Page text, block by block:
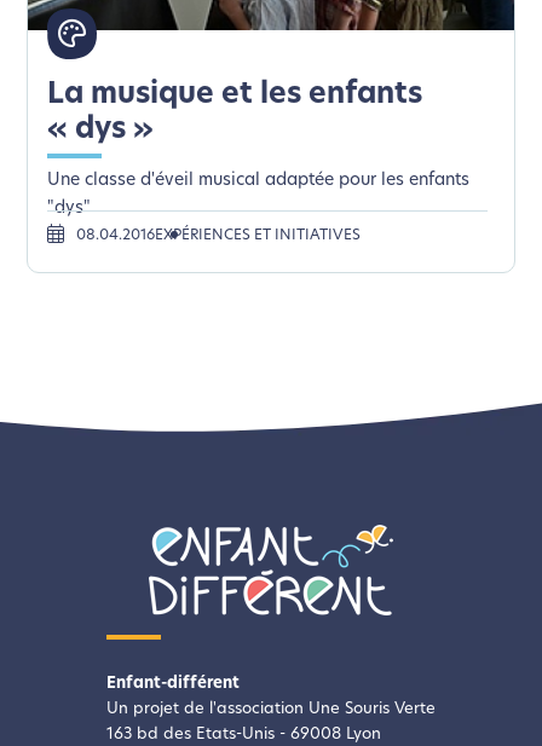
La musique et les enfants
« dys »
Une classe d'éveil musical adaptée pour les enfants
"dys"
08.04.2016EXPÉRIENCES ET INITIATIVES
Enfant-différent
Un projet de l'association Une Souris Verte
163 bd des Etats-Unis - 69008 Lyon